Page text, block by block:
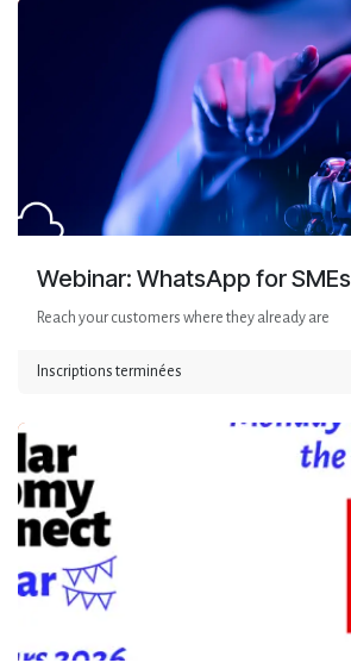
Webinar: WhatsApp for SMEs
Reach your customers where they already are
Inscriptions terminées